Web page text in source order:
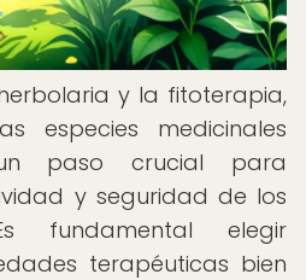
y la fitoterapia,
especies medicinales
paso crucial para
y seguridad de los
fundamental elegir
terapéuticas bien